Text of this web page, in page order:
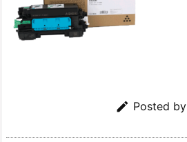
 Posted by